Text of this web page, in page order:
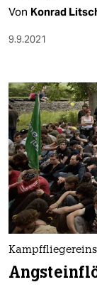
Von Konrad
9.9.2021